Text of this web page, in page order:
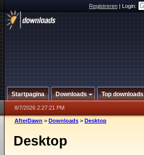
Registreren|Login:
Startpagina Downloads Top downloads
8/7/2026 2:27:21 PM
AfterDawn > Downloads > Desktop
Desktop